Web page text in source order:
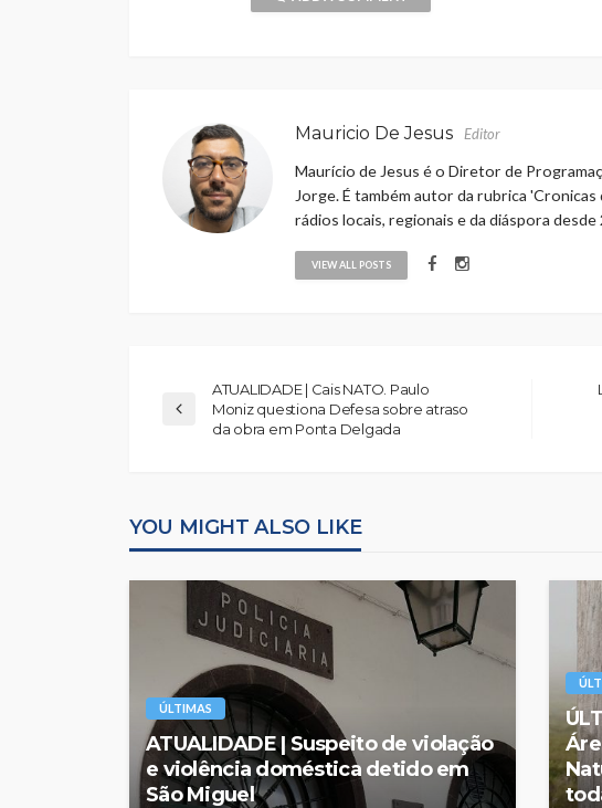
Mauricio De Jesus Editor
Maurício de Jesus é o Diretor de
Jorge. É também autor da rubrica 'Cronicas
rádios locais, regionais e da diáspora desde
VIEW ALL POSTS
ATUALIDADE | Cais NATO. Paulo
Moniz questiona Defesa sobre atraso
da obra em Ponta Delgada
YOU MIGHT ALSO LIKE
ÚLTIMAS
ATUALIDADE | Suspeito de violação
e violência doméstica detido em
São Miguel